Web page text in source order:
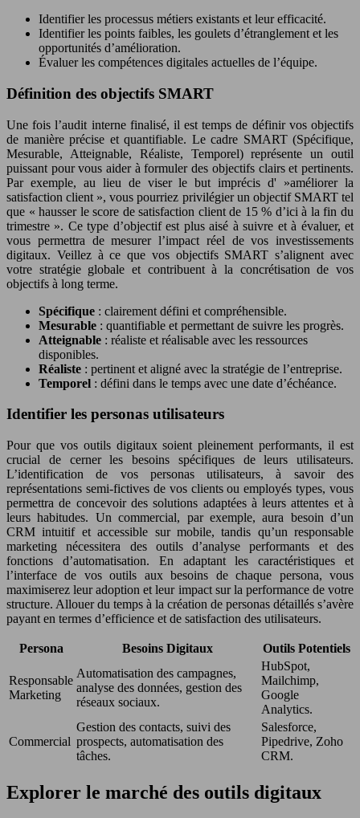
Identifier les processus métiers existants et leur efficacité.
Identifier les points faibles, les goulets d’étranglement et les
opportunités d’amélioration.
Évaluer les compétences digitales actuelles de l’équipe.
Définition des objectifs SMART
Une fois l’audit interne finalisé, il est temps de définir vos objectifs
de manière précise et quantifiable. Le cadre SMART (Spécifique,
Mesurable, Atteignable, Réaliste, Temporel) représente un outil
puissant pour vous aider à formuler des objectifs clairs et pertinents.
Par exemple, au lieu de viser le but imprécis d' »améliorer la
satisfaction client », vous pourriez privilégier un objectif SMART tel
que « hausser le score de satisfaction client de 15 % d’ici à la fin du
trimestre ». Ce type d’objectif est plus aisé à suivre et à évaluer, et
vous permettra de mesurer l’impact réel de vos investissements
digitaux. Veillez à ce que vos objectifs SMART s’alignent avec
votre stratégie globale et contribuent à la concrétisation de vos
objectifs à long terme.
Spécifique : clairement défini et compréhensible.
Mesurable : quantifiable et permettant de suivre les progrès.
Atteignable : réaliste et réalisable avec les ressources
disponibles.
Réaliste : pertinent et aligné avec la stratégie de l’entreprise.
Temporel : défini dans le temps avec une date d’échéance.
Identifier les personas utilisateurs
Pour que vos outils digitaux soient pleinement performants, il est
crucial de cerner les besoins spécifiques de leurs utilisateurs.
L’identification de vos personas utilisateurs, à savoir des
représentations semi-fictives de vos clients ou employés types, vous
permettra de concevoir des solutions adaptées à leurs attentes et à
leurs habitudes. Un commercial, par exemple, aura besoin d’un
CRM intuitif et accessible sur mobile, tandis qu’un responsable
marketing nécessitera des outils d’analyse performants et des
fonctions d’automatisation. En adaptant les caractéristiques et
l’interface de vos outils aux besoins de chaque persona, vous
maximiserez leur adoption et leur impact sur la performance de votre
structure. Allouer du temps à la création de personas détaillés s’avère
payant en termes d’efficience et de satisfaction des utilisateurs.
Persona Besoins Digitaux Outils Potentiels
Responsable
Marketing
Automatisation des campagnes,
analyse des données, gestion des
réseaux sociaux.
HubSpot,
Mailchimp,
Google
Analytics.
Commercial
Gestion des contacts, suivi des
prospects, automatisation des
tâches.
Salesforce,
Pipedrive, Zoho
CRM.
Explorer le marché des outils digitaux